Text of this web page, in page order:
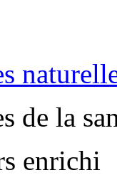
de la
enrichi